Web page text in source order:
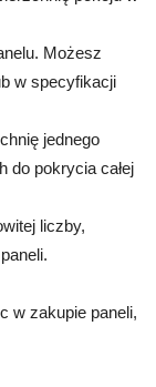
Możesz
w specyfikacji
jednego
do pokrycia całej
liczby,
w zakupie paneli,